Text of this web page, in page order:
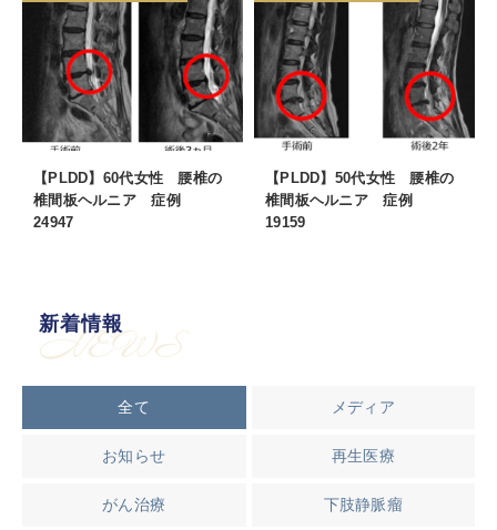
【PLDD】60代女性 腰椎の
椎間板ヘルニア 症例
24947
【PLDD】50代女性 腰椎の
椎間板ヘルニア 症例
19159
新着情報
NEWS
全て メディア
お知らせ 再生医療
がん治療 下肢静脈瘤